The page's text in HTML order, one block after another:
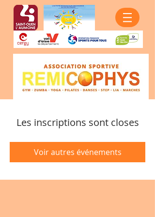
Les inscriptions sont closes
Voir autres événements